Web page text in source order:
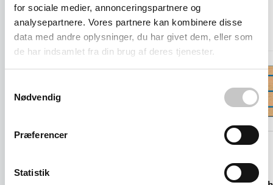
for sociale medier, annonceringspartnere og
analysepartnere. Vores partnere kan kombinere disse
data med andre oplysninger, du har givet dem, eller som
de har indsamlet fra din brug af deres tjenester.
Nødvendig
Præferencer
Statistik